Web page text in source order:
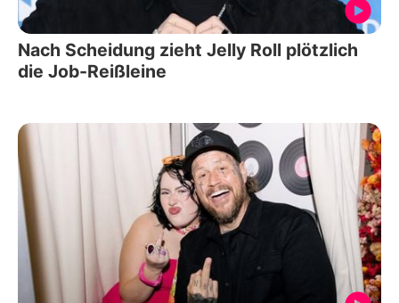
Nach Scheidung zieht Jelly Roll plötzlich
die Job-Reißleine